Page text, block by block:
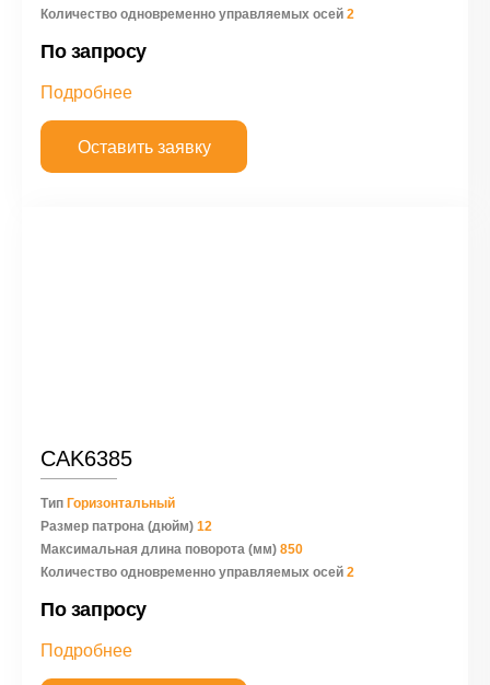
Количество одновременно управляемых осей 2
По запросу
Подробнее
Оставить заявку
CAK6385
Тип Горизонтальный
Размер патрона (дюйм) 12
Максимальная длина поворота (мм) 850
Количество одновременно управляемых осей 2
По запросу
Подробнее